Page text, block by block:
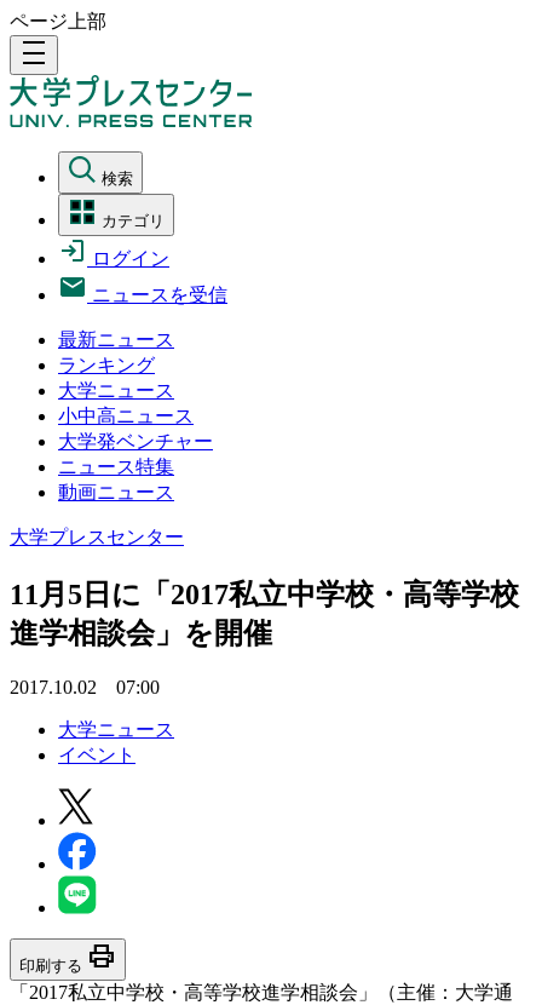
ページ上部
density_medium
検索
カテゴリ
ログイン
ニュースを受信
最新ニュース
ランキング
大学ニュース
小中高ニュース
大学発ベンチャー
ニュース特集
動画ニュース
大学プレスセンター
11月5日に「2017私立中学校・高等学校
進学相談会」を開催
2017.10.02 07:00
大学ニュース
イベント
印刷する print
「2017私立中学校・高等学校進学相談会」（主催：大学通